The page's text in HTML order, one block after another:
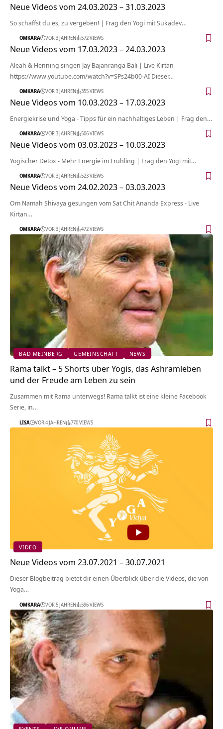
Neue Videos vom 24.03.2023 – 31.03.2023
So schaffst du es, zu vergeben! | Frag den Yogi mit Sukadev…
OMKARA VOR 3 JAHREN 572 VIEWS
Neue Videos vom 17.03.2023 – 24.03.2023
Aleah & Henning singen Jay Bajanranga Bali | Live Kirtan
https://www.youtube.com/watch?v=SPs24b00-AI Dieser…
OMKARA VOR 3 JAHREN 355 VIEWS
Neue Videos vom 10.03.2023 – 17.03.2023
Energiekrise und Yoga - Tipps für ein nachhaltiges Leben | Frag den…
OMKARA VOR 3 JAHREN 506 VIEWS
Neue Videos vom 03.03.2023 – 10.03.2023
Yogischer Detox - Mehr Energie im Frühling | Frag den Yogi mit…
OMKARA VOR 3 JAHREN 523 VIEWS
Neue Videos vom 24.02.2023 – 03.03.2023
Om Namah Shivaya gesungen vom Sat Chit Ananda Express - Live
Kirtan…
OMKARA VOR 3 JAHREN 472 VIEWS
BAD MEINBERG GEMEINSCHAFT NEWS
Rama talkt – 5 Shorts über Yogis, das Ashramleben
und der Freude am Leben zu sein
Zusammen mit Rama unterwegs! Rama talkt ist eine kleine Facebook
Serie, in…
LISA VOR 4 JAHREN 770 VIEWS
VIDEO
Neue Videos vom 23.07.2021 – 30.07.2021
Dieser Blogbeitrag bietet dir einen Überblick über die Videos, die von
Yoga…
OMKARA VOR 5 JAHREN 596 VIEWS